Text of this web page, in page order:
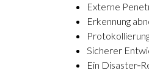
Externe
Erkennung
Sicherer
Ein